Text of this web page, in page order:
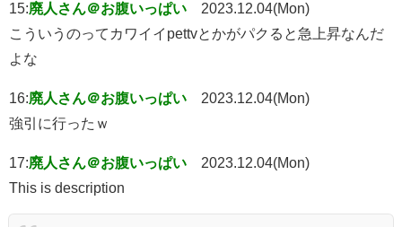
15:廃人さん＠お腹いっぱい
2023.12.04(Mon)
こういうのってカワイイpettvとかがパクると急上昇なんだ
よな
16:廃人さん＠お腹いっぱい
2023.12.04(Mon)
強引に行ったｗ
17:廃人さん＠お腹いっぱい
2023.12.04(Mon)
This is description